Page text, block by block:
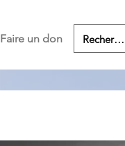
Faire un don